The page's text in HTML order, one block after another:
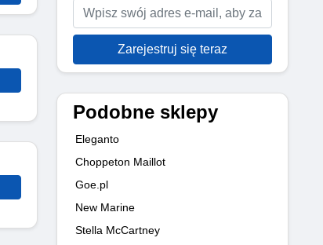
Zarejestruj się teraz
Podobne sklepy
Eleganto
Choppeton Maillot
Goe.pl
New Marine
Stella McCartney